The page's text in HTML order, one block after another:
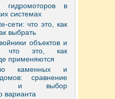
гидромоторов в
системах
сети: что это, как
выбрать
объектов и
что это, как
применяются
каменных и
сравнение
и выбор
варианта